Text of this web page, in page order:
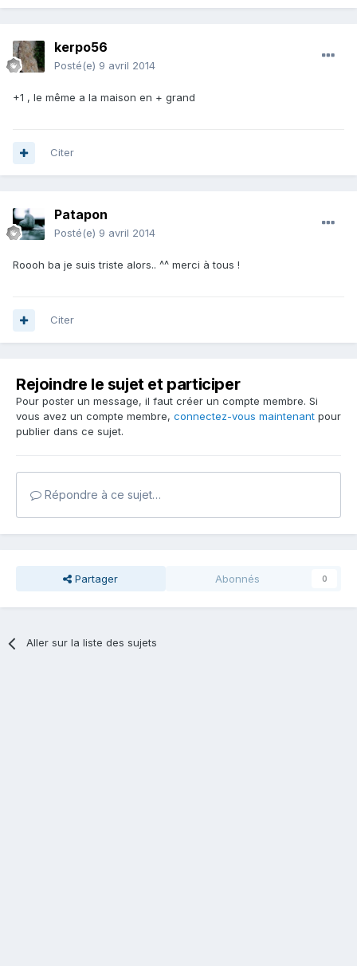
kerpo56
Posté(e) 9 avril 2014
+1 , le même a la maison en + grand
Citer
Patapon
Posté(e) 9 avril 2014
Roooh ba je suis triste alors.. ^^ merci à tous !
Citer
Rejoindre le sujet et participer
Pour poster un message, il faut créer un compte membre. Si
vous avez un compte membre, connectez-vous maintenant pour
publier dans ce sujet.
Répondre à ce sujet…
Partager Abonnés 0
Aller sur la liste des sujets